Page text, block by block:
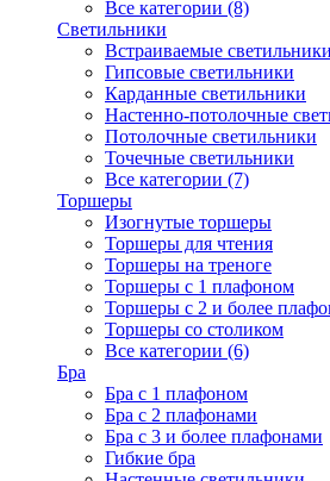
Все категории (8)
Светильники
Встраиваемые светильники
Гипсовые светильники
Карданные светильники
Настенно-потолочные
Потолочные светильники
Точечные светильники
Все категории (7)
Торшеры
Изогнутые торшеры
Торшеры для чтения
Торшеры на треноге
Торшеры с 1 плафоном
Торшеры с 2 и более
Торшеры со столиком
Все категории (6)
Бра
Бра с 1 плафоном
Бра с 2 плафонами
Бра с 3 и более плафонами
Гибкие бра